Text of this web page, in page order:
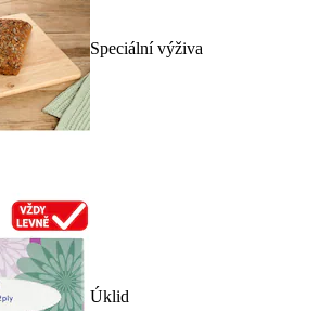
Speciální výživa
Úklid